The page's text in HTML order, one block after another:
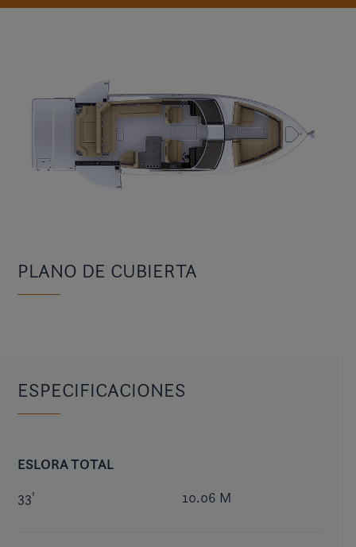
PLANO DE CUBIERTA
ESPECIFICACIONES
ESLORA TOTAL
33' 10.06 M